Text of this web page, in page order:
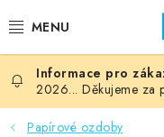
na
NOVINKY
HURÁ DÍLNA
2026... Děkujeme za
Papírové ozdoby